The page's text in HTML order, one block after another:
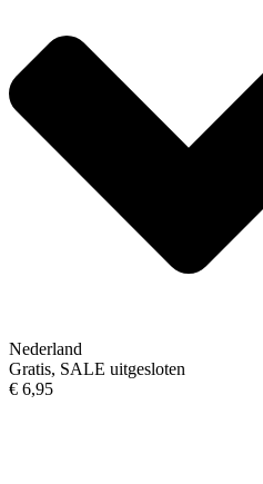
Nederland
Gratis, SALE uitgesloten
€ 6,95